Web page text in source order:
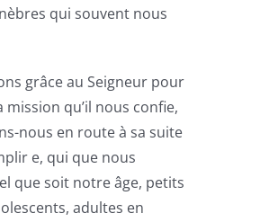
qui souvent nous
grâce au Seigneur pour
mission qu’il nous confie,
nous en route à sa suite
e, qui que nous
que soit notre âge, petits
adultes en